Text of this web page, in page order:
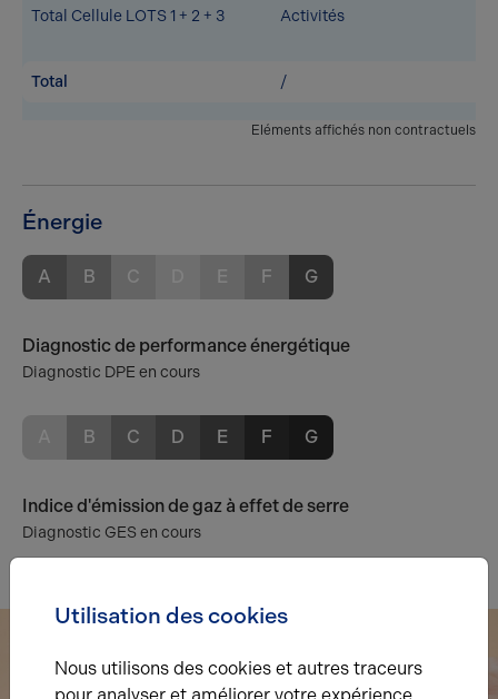
Total Cellule LOTS 1 + 2 + 3 Activités
Total /
Eléments affichés non contractuels
Énergie
A B C E F G
Diagnostic de performance énergétique
Diagnostic DPE en cours
B C D E F G
Indice d'émission de gaz à effet de serre
Diagnostic GES en cours
Utilisation des cookies
Nous utilisons des cookies et autres traceurs